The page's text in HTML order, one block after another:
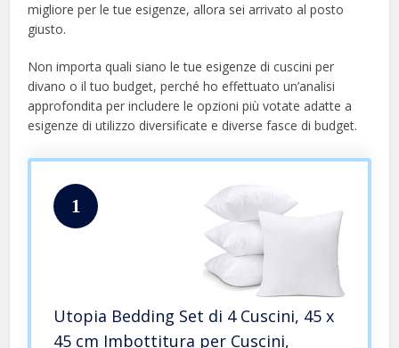
migliore per le tue esigenze, allora sei arrivato al posto
giusto.
Non importa quali siano le tue esigenze di cuscini per
divano o il tuo budget, perché ho effettuato un’analisi
approfondita per includere le opzioni più votate adatte a
esigenze di utilizzo diversificate e diverse fasce di budget.
1
Utopia Bedding Set di 4 Cuscini, 45 x
45 cm Imbottitura per Cuscini,